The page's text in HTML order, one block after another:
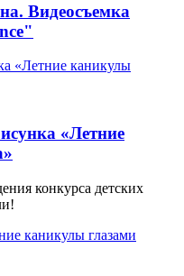
Видеосъемка
«Летние
конкурса детских